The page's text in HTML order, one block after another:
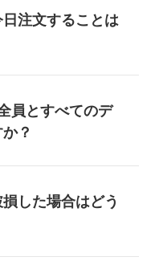
内のどの郵便ポストに投
ーでの行列はありませ
注文することは
。ホテルへのお届けの場
速のオプションを確認い
員とすべてのデ
？
ォン、タブレット、ノー
ンクも同梱しています。
した場合はどう
失や破損に備えることが